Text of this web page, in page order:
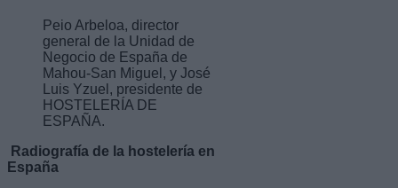
Peio Arbeloa, director
general de la Unidad de
Negocio de España de
Mahou-San Miguel, y José
Luis Yzuel, presidente de
HOSTELERÍA DE
ESPAÑA.
Radiografía de la hostelería en
España